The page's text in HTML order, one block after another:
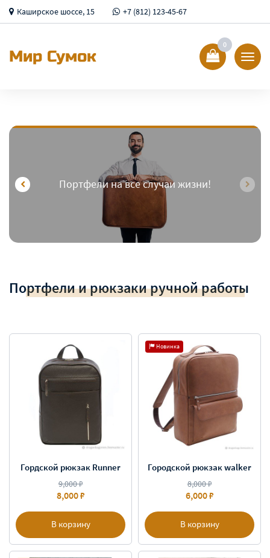
Каширское шоссе, 15 +7 (812) 123-45-67
Мир Сумок
0
Портфели на все случаи жизни!
Портфели и рюкзаки ручной работы
В корзину
Гордской рюкзак Runner
9,000 ₽
8,000 ₽
Новинка
В корзину
Городской рюкзак walker
8,000 ₽
6,000 ₽